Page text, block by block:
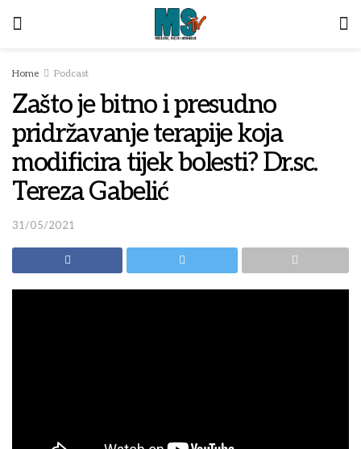
Home Podcast
Zašto je bitno i presudno
pridržavanje terapije koja
modificira tijek bolesti? Dr.sc.
Tereza Gabelić
31/05/2021